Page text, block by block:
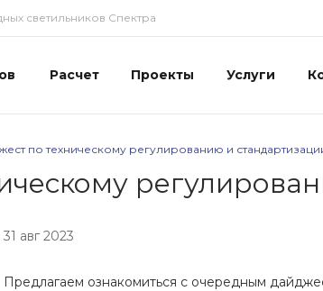
светильников Спектра
Расчет Проекты Услуги
по техническому регулированию и
31 авг 2023
Предлагаем ознакомиться с очередным